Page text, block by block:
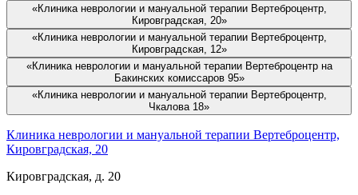
«Клиника неврологии и мануальной терапии Вертеброцентр,
Кировградская, 20»
«Клиника неврологии и мануальной терапии Вертеброцентр,
Кировградская, 12»
«Клиника неврологии и мануальной терапии Вертеброцентр на
Бакинских комиссаров 95»
«Клиника неврологии и мануальной терапии Вертеброцентр,
Чкалова 18»
Клиника неврологии и мануальной терапии Вертеброцентр,
Кировградская, 20
Кировградская, д. 20